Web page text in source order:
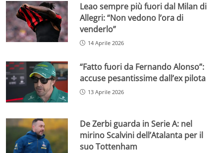
Leao sempre più fuori dal Milan di
Allegri: “Non vedono l’ora di
venderlo”
14 Aprile 2026
“Fatto fuori da Fernando Alonso”:
accuse pesantissime dall’ex pilota
13 Aprile 2026
De Zerbi guarda in Serie A: nel
mirino Scalvini dell’Atalanta per il
suo Tottenham